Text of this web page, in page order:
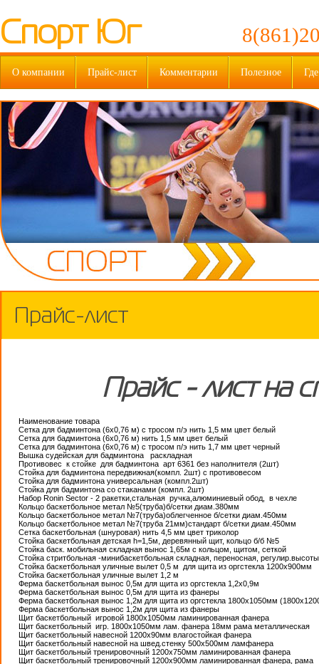
Спорт Юг
О компании Прайс-лист Комментарии Полезное
Прайс-лист
Прайс - лист на
Наименование товара
Сетка для бадминтона (6х0,76 м) с тросом п/э нить 1,5 мм цвет белый
Сетка для бадминтона (6х0,76 м) нить 1,5 мм цвет белый
Сетка для бадминтона (6х0,76 м) с тросом п/э нить 1,7 мм цвет черный
Вышка судейская для бадминтона раскладная
Противовес к cтойке для бадминтона арт 6361 без наполнителя (2шт)
Стойка для бадминтона передвижная(компл. 2шт) с противовесом
Стойка для бадминтона универсальная (компл.2шт)
Стойка для бадминтона со стаканами (компл. 2шт)
Набор Ronin Sector - 2 ракетки,стальная ручка,алюминиевый обод, в чехле
Кольцо баскетбольное метал №5(труба)б/сетки диам.380мм
Кольцо баскетбольное метал №7(труба)облегченное б/сетки диам.450мм
Кольцо баскетбольное метал №7(труба 21мм)стандарт б/сетки диам.450мм
Сетка баскетбольная (шнуровая) нить 4,5 мм цвет триколор
Стойка баскетбольная детская h=1,5м, деревянный щит, кольцо б/б №5
Стойка баск. мобильная складная вынос 1,65м с кольцом, щитом, сеткой
Стойка стритбольная -минибаскетбольная складная, переносная,
Стойка баскетбольная уличные вылет 0,5 м для щита из оргстекла 1200х900мм
Стойка баскетбольная уличные вылет 1,2 м
Ферма баскетбольная вынос 0,5м для щита из оргстекла 1,2х0,9м
Ферма баскетбольная вынос 0,5м для щита из фанеры
Ферма баскетбольная вынос 1,2м для щита из оргстекла 1800х1050мм
Ферма баскетбольная вынос 1,2м для щита из фанеры
Щит баскетбольный игровой 1800х1050мм ламинированная фанера
Щит баскетбольный игр. 1800х1050мм лам. фанера 18мм рама металлическая
Щит баскетбольный навесной 1200х90мм влагостойкая фанера
Щит баскетбольный навесной на швед.стенку 500х500мм ламфанера
Щит баскетбольный тренировочный 1200х750мм ламинированная фанера
Щит баскетбольный тренировочный 1200х900мм ламинированная фанера, рама